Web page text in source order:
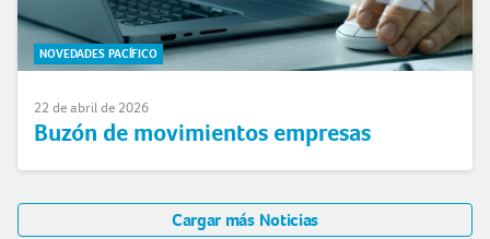
NOVEDADES PACÍFICO
22 de abril de 2026
Buzón de movimientos empresas
Cargar más Noticias